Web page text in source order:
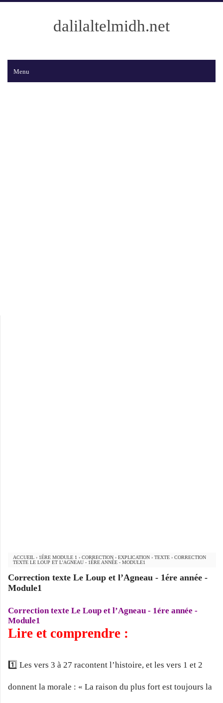
dalilaltelmidh.net
Menu
ACCUEIL › 1ÉRE MODULE 1 › CORRECTION › EXPLICATION › TEXTE › CORRECTION
TEXTE LE LOUP ET L’AGNEAU - 1ÉRE ANNÉE - MODULE1
Correction texte Le Loup et l’Agneau - 1ére année -
Module1
Correction texte Le Loup et l’Agneau - 1ére année -
Module1
Lire et comprendre :
1️⃣ Les vers 3 à 27 racontent l’histoire, et les vers 1 et 2
donnent la morale : « La raison du plus fort est toujours la